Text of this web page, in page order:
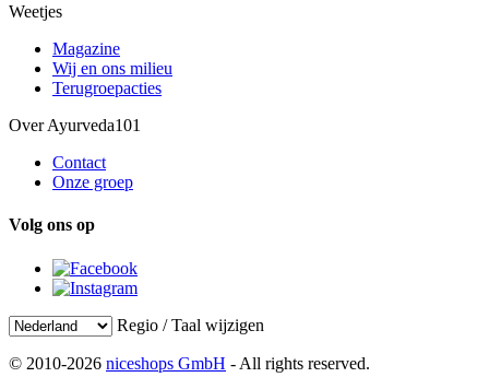
Weetjes
Magazine
Wij en ons milieu
Terugroepacties
Over Ayurveda101
Contact
Onze groep
Volg ons op
Regio / Taal wijzigen
© 2010-2026 niceshops GmbH - All rights reserved.